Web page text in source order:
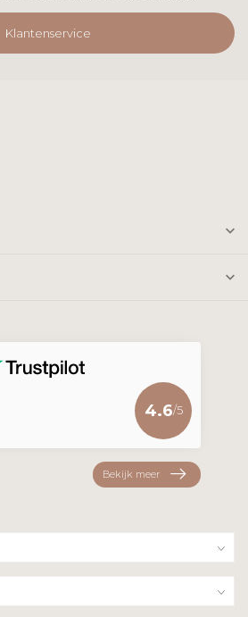
Klantenservice
4.6/5
Bekijk meer